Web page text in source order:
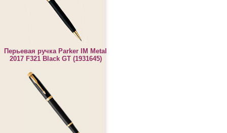
Перьевая ручка Parker IM Metal
2017 F321 Black GT (1931645)